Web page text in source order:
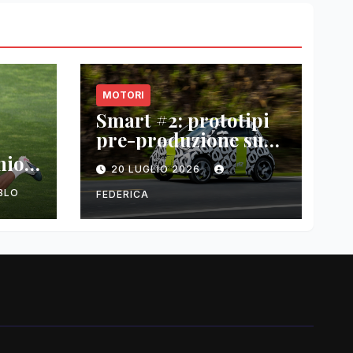
MOTORI
Smart #2: prototipi
pre-produzione su
strada prima del
paris motor show
2026
20 LUGLIO 2026
FEDERICA